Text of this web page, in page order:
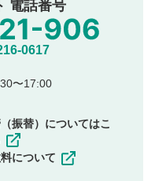
個人を特定できる情報の
目的、広告・宣伝を目
、その他の知的財産
した投稿
の変更・削除はできま
電話番号
0617
〜17:00
振替）についてはこ
について